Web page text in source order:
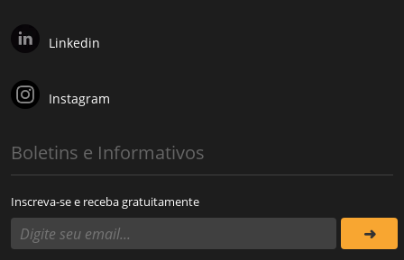
Linkedin
Instagram
Boletins e Informativos
Inscreva-se e receba gratuitamente